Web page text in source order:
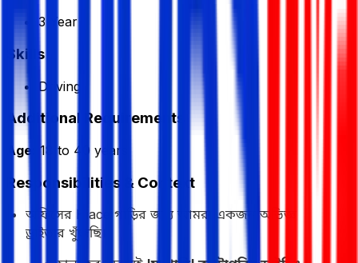
3 Year
Skills
Driving
Additional Requirements
Age: 18 to 40 years
Responsibilities & Context
অফিসের Hiace গাড়ির জন্য আমরা একজন অভিজ্ঞ
ড্রাইভার খুঁজছি।